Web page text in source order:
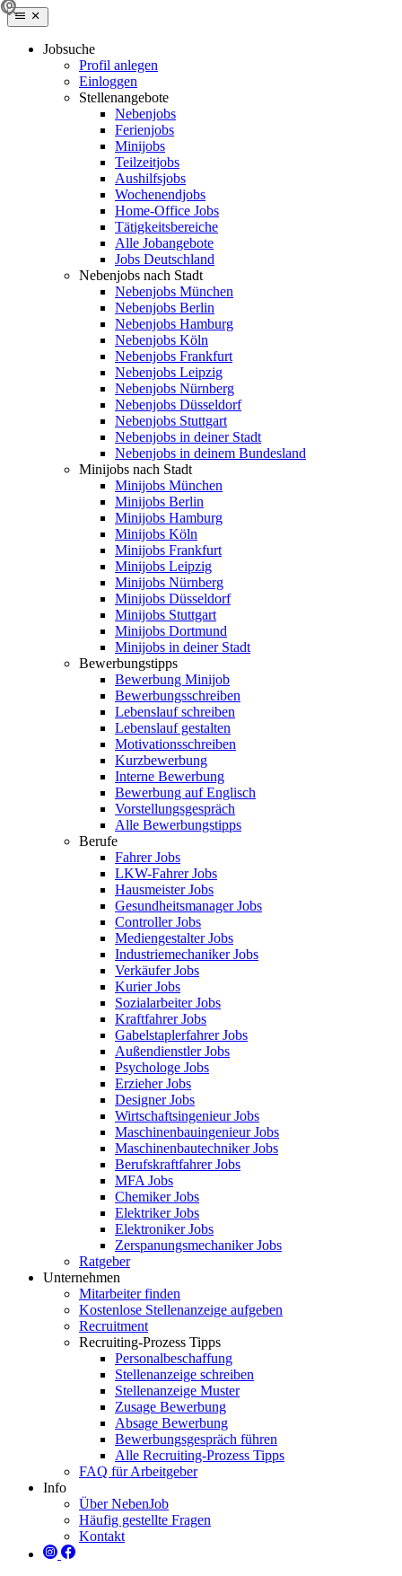
Jobsuche
Profil anlegen
Einloggen
Stellenangebote
Nebenjobs
Ferienjobs
Minijobs
Teilzeitjobs
Aushilfsjobs
Wochenendjobs
Home-Office Jobs
Tätigkeitsbereiche
Alle Jobangebote
Jobs Deutschland
Nebenjobs nach Stadt
Nebenjobs München
Nebenjobs Berlin
Nebenjobs Hamburg
Nebenjobs Köln
Nebenjobs Frankfurt
Nebenjobs Leipzig
Nebenjobs Nürnberg
Nebenjobs Düsseldorf
Nebenjobs Stuttgart
Nebenjobs in deiner Stadt
Nebenjobs in deinem Bundesland
Minijobs nach Stadt
Minijobs München
Minijobs Berlin
Minijobs Hamburg
Minijobs Köln
Minijobs Frankfurt
Minijobs Leipzig
Minijobs Nürnberg
Minijobs Düsseldorf
Minijobs Stuttgart
Minijobs Dortmund
Minijobs in deiner Stadt
Bewerbungstipps
Bewerbung Minijob
Bewerbungsschreiben
Lebenslauf schreiben
Lebenslauf gestalten
Motivationsschreiben
Kurzbewerbung
Interne Bewerbung
Bewerbung auf Englisch
Vorstellungsgespräch
Alle Bewerbungstipps
Berufe
Fahrer Jobs
LKW-Fahrer Jobs
Hausmeister Jobs
Gesundheitsmanager Jobs
Controller Jobs
Mediengestalter Jobs
Industriemechaniker Jobs
Verkäufer Jobs
Kurier Jobs
Sozialarbeiter Jobs
Kraftfahrer Jobs
Gabelstaplerfahrer Jobs
Außendienstler Jobs
Psychologe Jobs
Erzieher Jobs
Designer Jobs
Wirtschaftsingenieur Jobs
Maschinenbauingenieur Jobs
Maschinenbautechniker Jobs
Berufskraftfahrer Jobs
MFA Jobs
Chemiker Jobs
Elektriker Jobs
Elektroniker Jobs
Zerspanungsmechaniker Jobs
Ratgeber
Unternehmen
Mitarbeiter finden
Kostenlose Stellenanzeige aufgeben
Recruitment
Recruiting-Prozess Tipps
Personalbeschaffung
Stellenanzeige schreiben
Stellenanzeige Muster
Zusage Bewerbung
Absage Bewerbung
Bewerbungsgespräch führen
Alle Recruiting-Prozess Tipps
FAQ für Arbeitgeber
Info
Über NebenJob
Häufig gestellte Fragen
Kontakt